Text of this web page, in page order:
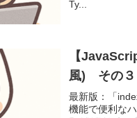
Ty...
【
風) その３
最新版：「
機能で便利な